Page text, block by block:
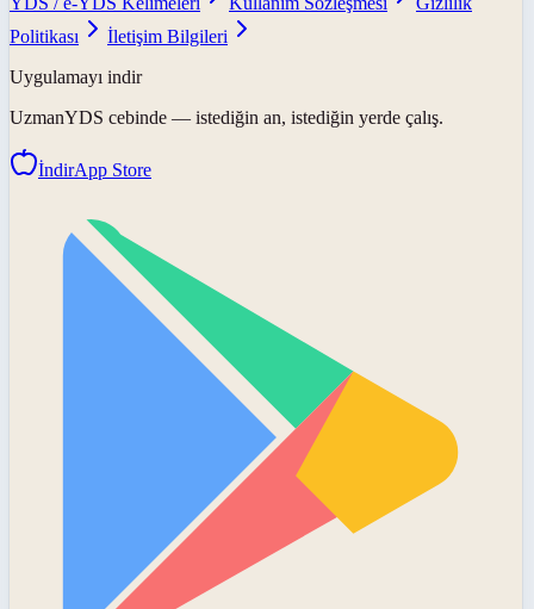
Politikası
İletişim Bilgileri
Uygulamayı indir
UzmanYDS cebinde — istediğin an, istediğin yerde çalış.
İndirApp Store